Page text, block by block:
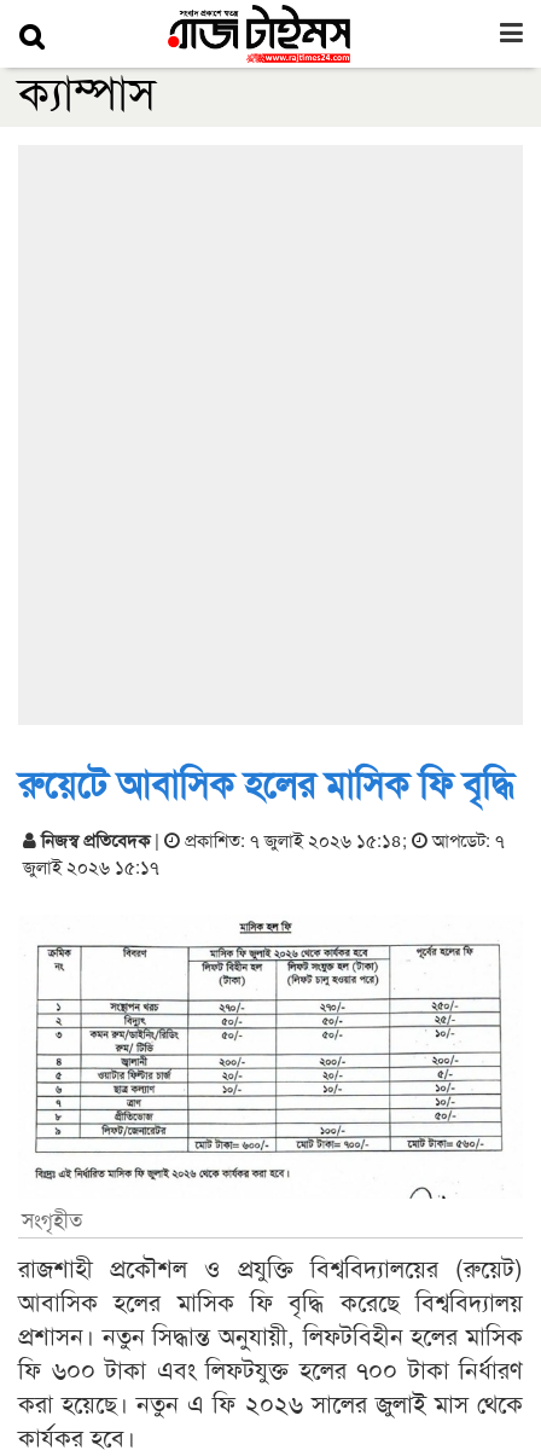
ক্যাম্পাস
রুয়েটে আবাসিক হলের মাসিক ফি বৃদ্ধি
নিজস্ব প্রতিবেদক| প্রকাশিত: ৭ জুলাই ২০২৬ ১৫:১৪;
আপডেট: ৭
জুলাই ২০২৬ ১৫:১৭
সংগৃহীত
রাজশাহী প্রকৌশল ও প্রযুক্তি বিশ্ববিদ্যালয়ের (রুয়েট)
আবাসিক হলের মাসিক ফি বৃদ্ধি করেছে বিশ্ববিদ্যালয়
প্রশাসন। নতুন সিদ্ধান্ত অনুযায়ী, লিফটবিহীন হলের মাসিক
ফি ৬০০ টাকা এবং লিফটযুক্ত হলের ৭০০ টাকা নির্ধারণ
করা হয়েছে। নতুন এ ফি ২০২৬ সালের জুলাই মাস থেকে
কার্যকর হবে।